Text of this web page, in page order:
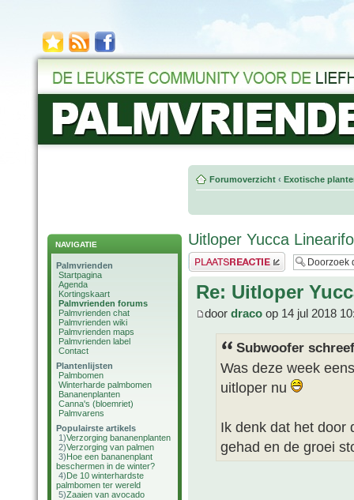
NAVIGATIE
Palmvrienden
Startpagina
Agenda
Kortingskaart
Palmvrienden forums
Palmvrienden chat
Palmvrienden wiki
Palmvrienden maps
Palmvrienden label
Contact
Plantenlijsten
Palmbomen
Winterharde palmbomen
Bananenplanten
Canna's (bloemriet)
Palmvarens
Populairste artikels
1)Verzorging bananenplanten
2)Verzorging van palmen
3)Hoe een bananenplant
beschermen in de winter?
4)De 10 winterhardste
palmbomen ter wereld
5)Zaaien van avocado
Forumoverzicht ‹ Exotische
Uitloper Yucca
Plaats een reactie
Re: Uitloper
door draco op 14 jul 2018
Subwoofer
Was deze week
uitloper nu
Ik denk dat het door
gehad en de groei